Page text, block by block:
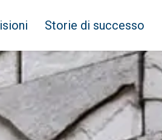
Storie di successo